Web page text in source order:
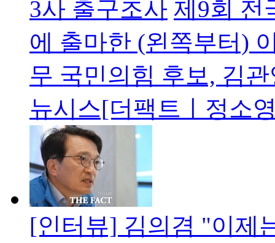
3사 출구조사 제9회 전
에 출마한 (왼쪽부터)
무 국민의힘 후보, 김
뉴시스[더팩트ㅣ정소
[인터뷰] 김의겸 "이제